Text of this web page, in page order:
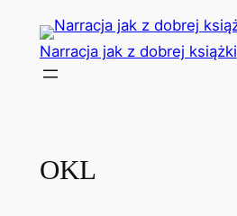
Przejdź
treści
Narracja jak z dobrej książki
OKL